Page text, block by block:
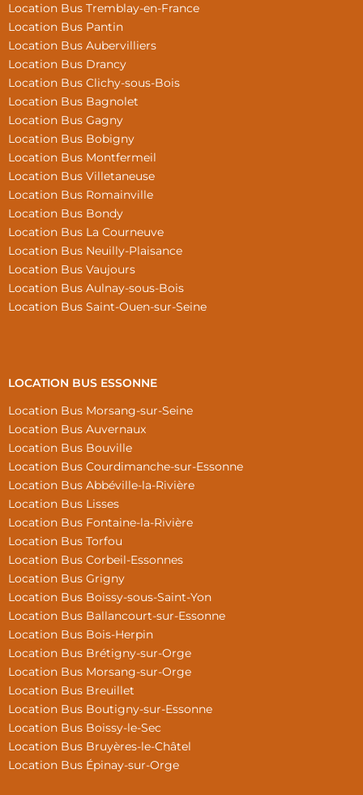
Location Bus Tremblay-en-France
Location Bus Pantin
Location Bus Aubervilliers
Location Bus Drancy
Location Bus Clichy-sous-Bois
Location Bus Bagnolet
Location Bus Gagny
Location Bus Bobigny
Location Bus Montfermeil
Location Bus Villetaneuse
Location Bus Romainville
Location Bus Bondy
Location Bus La Courneuve
Location Bus Neuilly-Plaisance
Location Bus Vaujours
Location Bus Aulnay-sous-Bois
Location Bus Saint-Ouen-sur-Seine
LOCATION BUS ESSONNE
Location Bus Morsang-sur-Seine
Location Bus Auvernaux
Location Bus Bouville
Location Bus Courdimanche-sur-Essonne
Location Bus Abbéville-la-Rivière
Location Bus Lisses
Location Bus Fontaine-la-Rivière
Location Bus Torfou
Location Bus Corbeil-Essonnes
Location Bus Grigny
Location Bus Boissy-sous-Saint-Yon
Location Bus Ballancourt-sur-Essonne
Location Bus Bois-Herpin
Location Bus Brétigny-sur-Orge
Location Bus Morsang-sur-Orge
Location Bus Breuillet
Location Bus Boutigny-sur-Essonne
Location Bus Boissy-le-Sec
Location Bus Bruyères-le-Châtel
Location Bus Épinay-sur-Orge